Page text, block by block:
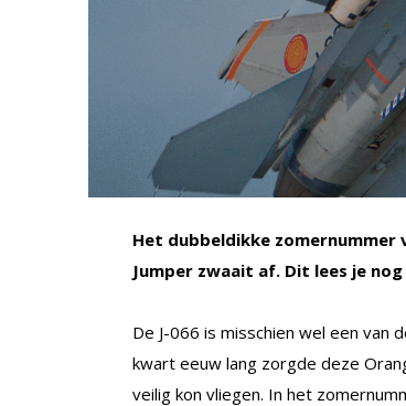
Het dubbeldikke zomernummer
Jumper zwaait af. Dit lees je
De J-066 is misschien wel een van
kwart eeuw lang zorgde deze
veilig kon vliegen. In het